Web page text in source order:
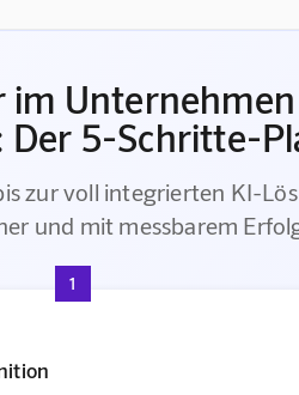
im Unternehmen
5-Schritte-
zur voll integrierten KI-
und mit messbarem
1